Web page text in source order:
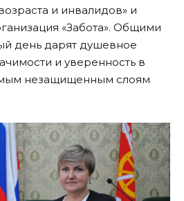
и инвалидов» и
«Забота». Общими
день дарят душевное
и уверенность в
незащищенным слоям